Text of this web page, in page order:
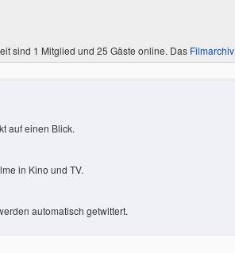
sind 1 Mitglied und 25 Gäste online. Das Filmarchiv
auf einen Blick.
in Kino und TV.
automatisch getwittert.